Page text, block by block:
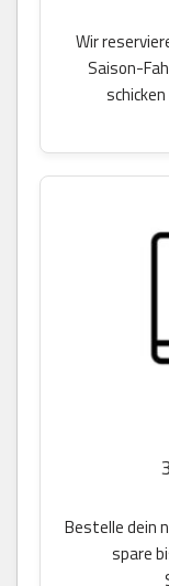
Wir
Saison-
Bestelle dein
spare